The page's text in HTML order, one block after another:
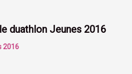
duathlon Jeunes 2016
2016